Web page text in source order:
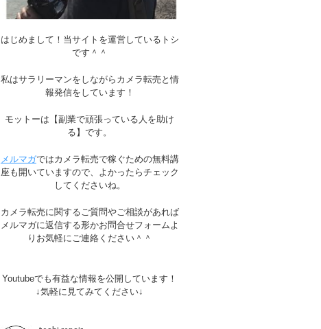
はじめまして！当サイトを運営しているトシ
です＾＾
私はサラリーマンをしながらカメラ転売と情
報発信をしています！
モットーは【副業で頑張っている人を助け
る】です。
メルマガではカメラ転売で稼ぐための無料講
座も開いていますので、よかったらチェック
してくださいね。
カメラ転売に関するご質問やご相談があれば
メルマガに返信する形かお問合せフォームよ
りお気軽にご連絡ください＾＾
Youtubeでも有益な情報を公開しています！
↓気軽に見てみてください↓